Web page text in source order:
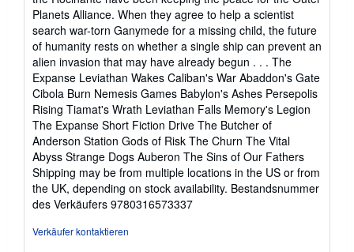
Planets Alliance. When they agree to help a scientist
search war-torn Ganymede for a missing child, the future
of humanity rests on whether a single ship can prevent an
alien invasion that may have already begun . . . The
Expanse Leviathan Wakes Caliban's War Abaddon's Gate
Cibola Burn Nemesis Games Babylon's Ashes Persepolis
Rising Tiamat's Wrath Leviathan Falls Memory's Legion
The Expanse Short Fiction Drive The Butcher of
Anderson Station Gods of Risk The Churn The Vital
Abyss Strange Dogs Auberon The Sins of Our Fathers
Shipping may be from multiple locations in the US or from
the UK, depending on stock availability. Bestandsnummer
des Verkäufers 9780316573337
Verkäufer kontaktieren